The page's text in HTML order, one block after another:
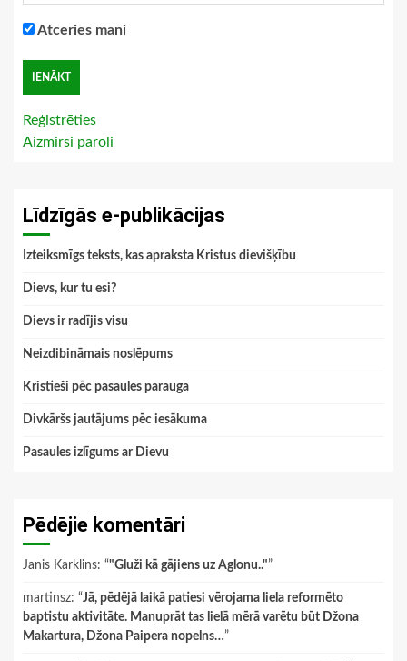
Atceries mani
Reģistrēties
Aizmirsi paroli
Līdzīgās e-publikācijas
Izteiksmīgs teksts, kas apraksta Kristus dievišķību
Dievs, kur tu esi?
Dievs ir radījis visu
Neizdibināmais noslēpums
Kristieši pēc pasaules parauga
Divkāršs jautājums pēc iesākuma
Pasaules izlīgums ar Dievu
Pēdējie komentāri
Janis Karklins: “"Gluži kā gājiens uz Aglonu.."”
martinsz: “Jā, pēdējā laikā patiesi vērojama liela reformēto
baptistu aktivitāte. Manuprāt tas lielā mērā varētu būt Džona
Makartura, Džona Paipera nopelns…”